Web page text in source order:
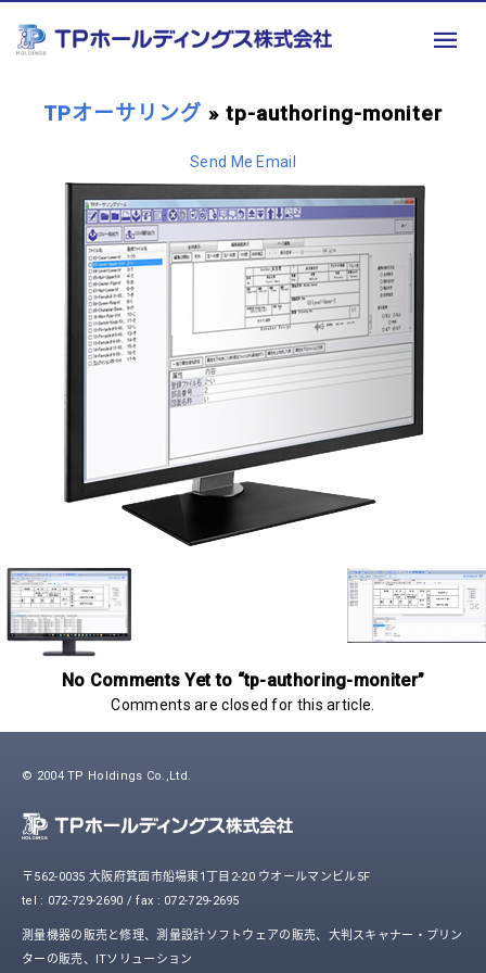
TPオーサリング » tp-authoring-moniter
Send Me Email
No Comments Yet to “tp-authoring-moniter”
Comments are closed for this article.
© 2004 TP Holdings Co.,Ltd.
〒562-0035 大阪府箕面市船場東1丁目2-20 ウオールマンビル5F
tel : 072-729-2690 / fax : 072-729-2695
測量機器の販売と修理、測量設計ソフトウェアの販売、大判スキャナー・プリン
ターの販売、ITソリューション